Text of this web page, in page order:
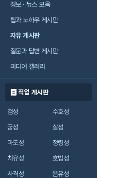
정보 · 뉴스 모음
팁과 노하우 게시판
자유 게시판
질문과 답변 게시판
미디어 갤러리
직업 게시판
검성
수호성
궁성
살성
마도성
정령성
치유성
호법성
사격성
음유성